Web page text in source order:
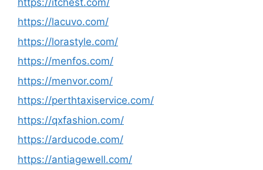
https://lacuvo.com/
https://lorastyle.com/
https://menfos.com/
https://menvor.com/
https://perthtaxiservice.com/
https://qxfashion.com/
https://arducode.com/
https://antiagewell.com/